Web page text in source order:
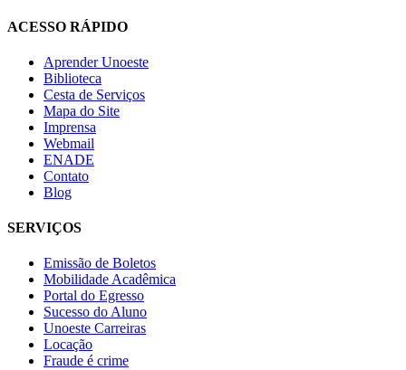
ACESSO RÁPIDO
Aprender Unoeste
Biblioteca
Cesta de Serviços
Mapa do Site
Imprensa
Webmail
ENADE
Contato
Blog
SERVIÇOS
Emissão de Boletos
Mobilidade Acadêmica
Portal do Egresso
Sucesso do Aluno
Unoeste Carreiras
Locação
Fraude é crime